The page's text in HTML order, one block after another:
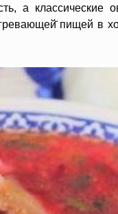
а
пищей в